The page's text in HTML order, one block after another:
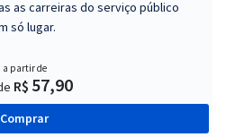
as carreiras do serviço público
só lugar.
a partir de
R$ 57,90
Comprar